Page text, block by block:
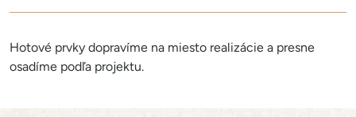
Hotové prvky dopravíme na miesto realizácie a presne
osadíme podľa projektu.